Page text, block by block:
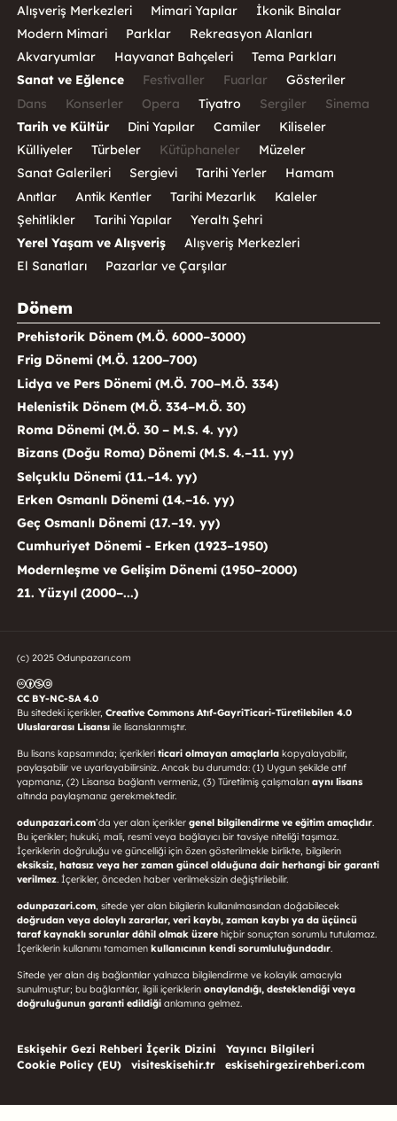
Alışveriş Merkezleri
Mimari Yapılar
İkonik Binalar
Modern Mimari
Parklar
Rekreasyon Alanları
Akvaryumlar
Hayvanat Bahçeleri
Tema Parkları
Sanat ve Eğlence
Festivaller Fuarlar
Gösteriler
Dans
Konserler Opera Tiyatro Sergiler
Sinema
Tarih ve Kültür
Dini Yapılar Camiler
Kiliseler
Külliyeler
Türbeler Kütüphaneler
Müzeler
Sanat Galerileri
Sergievi Tarihi Yerler
Hamam
Anıtlar
Antik Kentler Tarihi Mezarlık
Kaleler
Şehitlikler
Tarihi Yapılar
Yeraltı Şehri
Yerel Yaşam ve Alışveriş
Alışveriş Merkezleri
El Sanatları
Pazarlar ve Çarşılar
Dönem
Prehistorik Dönem (M.Ö. 6000–3000)
Frig Dönemi (M.Ö. 1200–700)
Lidya ve Pers Dönemi (M.Ö. 700–M.Ö. 334)
Helenistik Dönem (M.Ö. 334–M.Ö. 30)
Roma Dönemi (M.Ö. 30 – M.S. 4. yy)
Bizans (Doğu Roma) Dönemi (M.S. 4.–11. yy)
Selçuklu Dönemi (11.–14. yy)
Erken Osmanlı Dönemi (14.–16. yy)
Geç Osmanlı Dönemi (17.–19. yy)
Cumhuriyet Dönemi - Erken (1923–1950)
Modernleşme ve Gelişim Dönemi (1950–2000)
21. Yüzyıl (2000–...)
(c) 2025 Odunpazarı.com
CC BY-NC-SA 4.0
Bu sitedeki içerikler, Creative Commons Atıf-GayriTicari-Türetilebilen 4.0
Uluslararası Lisansı ile lisanslanmıştır.
Bu lisans kapsamında; içerikleri ticari olmayan amaçlarlakopyalayabilir,
paylaşabilir ve uyarlayabilirsiniz. Ancak bu durumda: (1) Uygun şekilde atıf
yapmanız, (2) Lisansa bağlantı vermeniz, (3) Türetilmiş çalışmaları aynı lisans
altında paylaşmanız gerekmektedir.
odunpazari.com’da yer alan içerikler genel bilgilendirme ve eğitim amaçlıdır.
Bu içerikler; hukuki, mali, resmî veya bağlayıcı bir tavsiye niteliği taşımaz.
İçeriklerin doğruluğu ve güncelliği için özen gösterilmekle birlikte, bilgilerin
eksiksiz, hatasız veya her zaman güncel olduğuna dair herhangi bir garanti
verilmez. İçerikler, önceden haber verilmeksizin değiştirilebilir.
odunpazari.com, sitede yer alan bilgilerin kullanılmasından doğabilecek
doğrudan veya dolaylı zararlar, veri kaybı, zaman kaybı ya da üçüncü
taraf kaynaklı sorunlar dâhil olmak üzerehiçbir sonuçtan sorumlu tutulamaz.
İçeriklerin kullanımı tamamen kullanıcının kendi sorumluluğundadır.
Sitede yer alan dış bağlantılar yalnızca bilgilendirme ve kolaylık amacıyla
sunulmuştur; bu bağlantılar, ilgili içeriklerin onaylandığı, desteklendiği veya
doğruluğunun garanti edildiğianlamına gelmez.
Eskişehir Gezi Rehberi İçerik Dizini
Yayıncı Bilgileri
Cookie Policy (EU)
visiteskisehir.tr eskisehirgezirehberi.com